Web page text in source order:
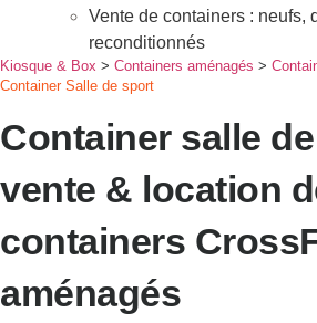
Vente de containers : neufs,
reconditionnés
Kiosque & Box > Containers aménagés >
Container Salle de sport
Container salle
vente & location
containers
aménagés